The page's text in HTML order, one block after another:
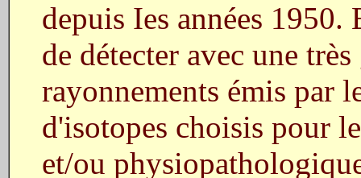
depuis Ies années
de détecter avec une
rayonnements émis par
d'isotopes choisis pour
et/ou